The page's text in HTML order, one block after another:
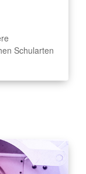
Schularten